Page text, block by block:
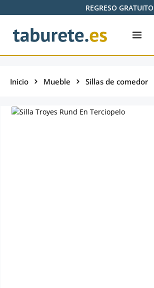
Saltar al contenido principalREGRESO GRATUITO
Inicio Mueble Sillas de comedor